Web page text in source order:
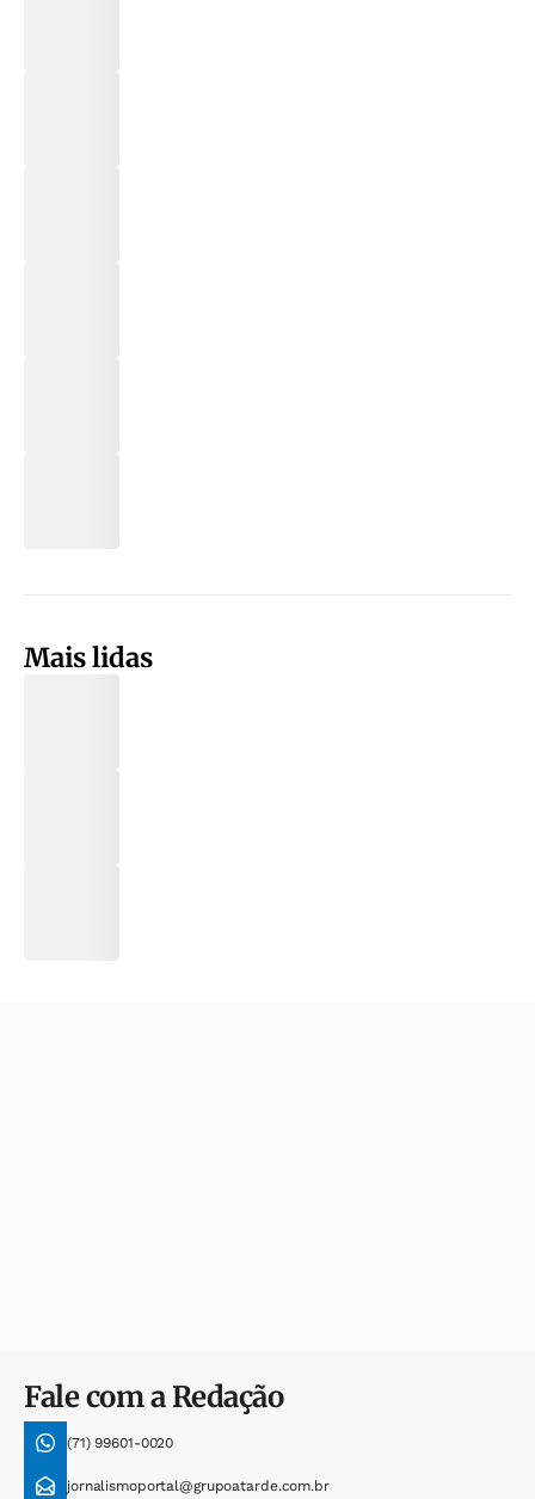
Mais lidas
Fale com a Redação
(71) 99601-0020
jornalismoportal@grupoatarde.com.br